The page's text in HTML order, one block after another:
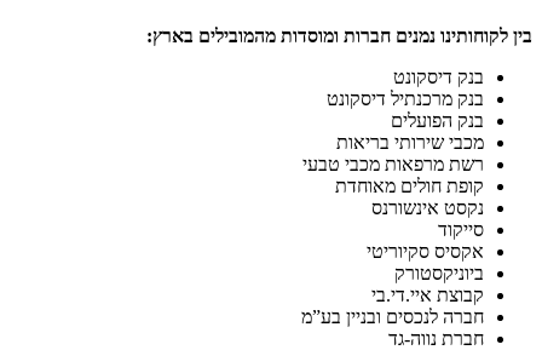
בין לקוחותינו נמנים חברות ומוסדות מהמובילים בארץ:
בנק דיסקונט
בנק מרכנתיל דיסקונט
בנק הפועלים
מכבי שירותי בריאות
רשת מרפאות מכבי טבעי
קופת חולים מאוחדת
נקסט אינשורנס
סייקוד
אקסיס סקיוריטי
ביוניקסטורק
קבוצת איי.די.בי
חברה לנכסים ובניין בע”מ
חברת נווה-גד